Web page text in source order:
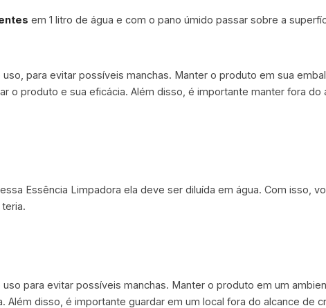
em 1 litro de água e com o pano úmido passar sobre a
para evitar possíveis manchas. Manter o produto em sua
o produto e sua eficácia. Além disso, é importante manter fora
Essência Limpadora ela deve ser diluída em água. Com isso,
para evitar possíveis manchas. Manter o produto em um
disso, é importante guardar em um local fora do alcance de